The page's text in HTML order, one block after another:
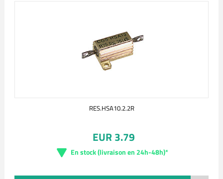
RES.HSA10.2.2R
EUR 3.79
En stock (livraison en 24h-48h)*